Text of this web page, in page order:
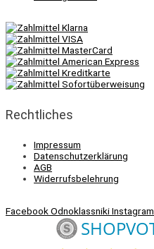
Rechtliches
Impressum
Datenschutzerklärung
AGB
Widerrufsbelehrung
FacebookOdnoklassnikiInstagram